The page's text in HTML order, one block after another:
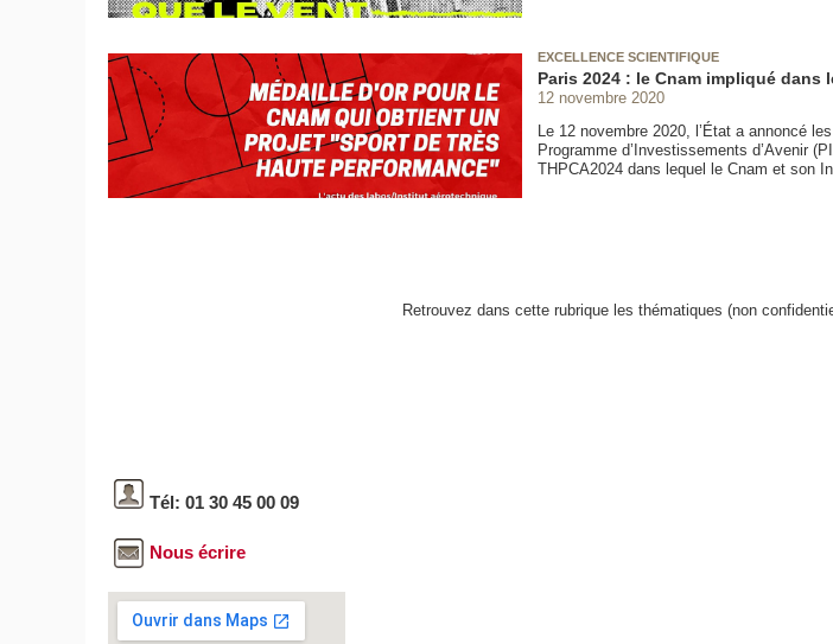
EXCELLENCE SCIENTIFIQUE
Paris 2024 : le Cnam impliqué dans
12 novembre 2020
Le 12 novembre 2020, l’État a annoncé
Programme d’Investissements d’Avenir
THPCA2024 dans lequel le Cnam et son
Retrouvez dans cette rubrique les thématiques (non
Tél: 01 30 45 00 09
Nous écrire